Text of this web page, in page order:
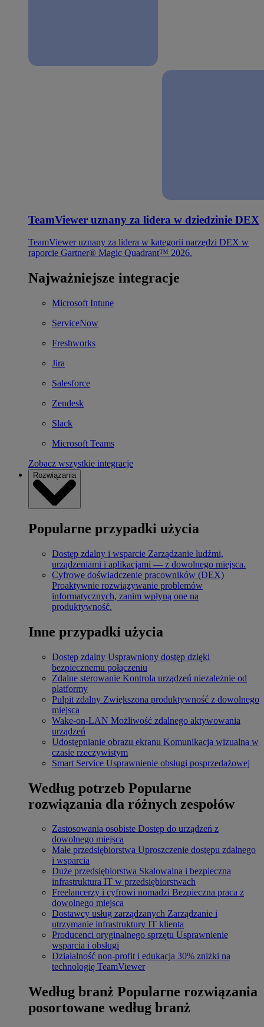
TeamViewer uznany za lidera w dziedzinie DEX
TeamViewer uznany za lidera w kategorii narzędzi DEX w
raporcie Gartner® Magic Quadrant™ 2026.
Najważniejsze integracje
Microsoft Intune
ServiceNow
Freshworks
Jira
Salesforce
Zendesk
Slack
Microsoft Teams
Zobacz wszystkie integracje
Rozwiązania
Popularne przypadki użycia
Dostęp zdalny i wsparcie Zarządzanie ludźmi,
urządzeniami i aplikacjami — z dowolnego miejsca.
Cyfrowe doświadczenie pracowników (DEX)
Proaktywnie rozwiązywanie problemów
informatycznych, zanim wpłyną one na
produktywność.
Inne przypadki użycia
Dostęp zdalny Usprawniony dostęp dzięki
bezpiecznemu połączeniu
Zdalne sterowanie Kontrola urządzeń niezależnie od
platformy
Pulpit zdalny Zwiększona produktywność z dowolnego
miejsca
Wake-on-LAN Możliwość zdalnego aktywowania
urządzeń
Udostępnianie obrazu ekranu Komunikacja wizualna w
czasie rzeczywistym
Smart Service Usprawnienie obsługi posprzedażowej
Według potrzeb Popularne
rozwiązania dla różnych zespołów
Zastosowania osobiste Dostęp do urządzeń z
dowolnego miejsca
Małe przedsiębiorstwa Uproszczenie dostępu zdalnego
i wsparcia
Duże przedsiębiorstwa Skalowalna i bezpieczna
infrastruktura IT w przedsiębiorstwach
Freelancerzy i cyfrowi nomadzi Bezpieczna praca z
dowolnego miejsca
Dostawcy usług zarządzanych Zarządzanie i
utrzymanie infrastruktury IT klienta
Producenci oryginalnego sprzętu Usprawnienie
wsparcia i obsługi
Działalność non-profit i edukacja 30% zniżki na
technologię TeamViewer
Według branż Popularne rozwiązania
posortowane według branż